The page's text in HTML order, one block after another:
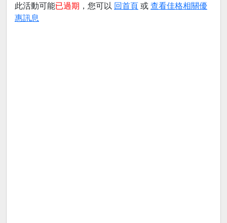
此活動可能已過期 ，您可以 回首頁 或 查看佳格相關優
惠訊息